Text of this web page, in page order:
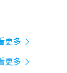
更多
更多